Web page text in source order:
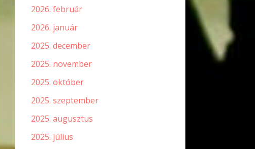
2026. február
2026. január
2025. december
2025. november
2025. október
2025. szeptember
2025. augusztus
2025. július